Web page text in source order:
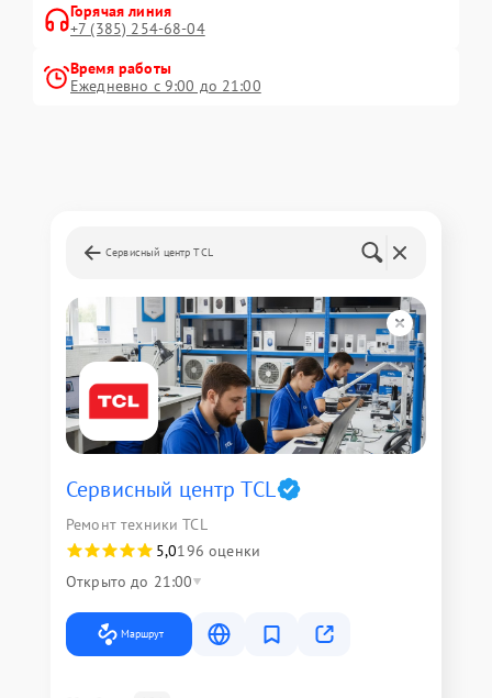
Горячая линия
+7 (385) 254-68-04
Время работы
Ежедневно с 9:00 до 21:00
Сервисный центр TCL
Сервисный центр TCL
Ремонт техники TCL
5,0196 оценки
Открыто до 21:00
Маршрут